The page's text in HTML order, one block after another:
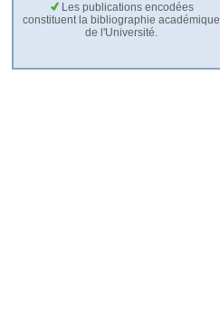
Les publications encodées
constituent la bibliographie académique
de l'Université.